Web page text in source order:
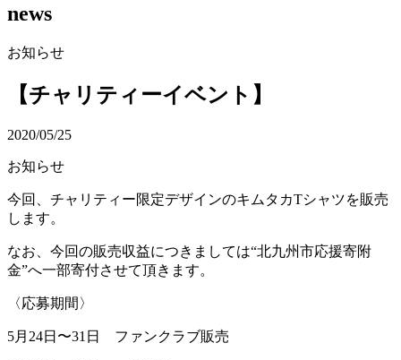
news
お知らせ
【チャリティーイベント】
2020/05/25
お知らせ
今回、チャリティー限定デザインのキムタカTシャツを販売
します。
なお、今回の販売収益につきましては“北九州市応援寄附
金”へ一部寄付させて頂きます。
〈応募期間〉
5月24日〜31日 ファンクラブ販売